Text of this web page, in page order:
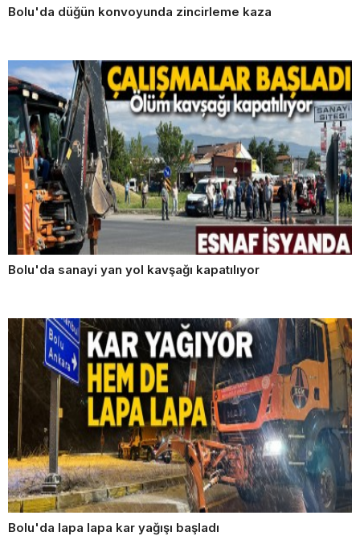
Bolu'da düğün konvoyunda zincirleme kaza
Bolu'da sanayi yan yol kavşağı kapatılıyor
Bolu'da lapa lapa kar yağışı başladı